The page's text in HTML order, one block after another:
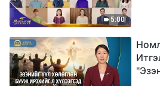
5:00